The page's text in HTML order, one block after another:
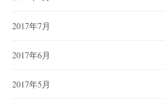
2017年7月
2017年6月
2017年5月